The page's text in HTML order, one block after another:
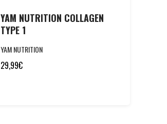
YAM NUTRITION COLLAGEN
TYPE 1
YAM NUTRITION
29,99€